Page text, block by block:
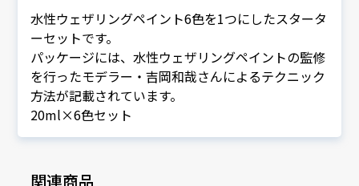
水性ウェザリングペイント6色を1つにしたスタータ
ーセットです。
パッケージには、水性ウェザリングペイントの監修
を行ったモデラー・吉岡和哉さんによるテクニック
方法が記載されています。
20ml×6色セット
関連商品